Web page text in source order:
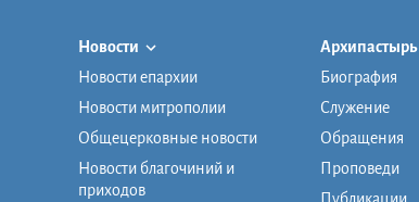
Новости
Новости епархии
Новости митрополии
Общецерковные новости
Новости благочиний и
приходов
Архипастырь
Биография
Служение
Обращения
Проповеди